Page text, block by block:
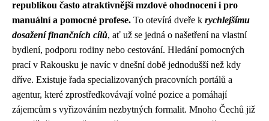
republikou často atraktivnější mzdové ohodnocení i pro
manuální a pomocné profese. To otevírá dveře k rychlejšímu
dosažení finančních cílů, ať už se jedná o našetření na vlastní
bydlení, podporu rodiny nebo cestování. Hledání pomocných
prací v Rakousku je navíc v dnešní době jednodušší než kdy
dříve. Existuje řada specializovaných pracovních portálů a
agentur, které zprostředkovávají volné pozice a pomáhají
zájemcům s vyřizováním nezbytných formalit. Mnoho Čechů již